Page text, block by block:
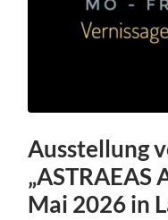
Ausstellung
„ASTRAEAS
Mai 2026 in